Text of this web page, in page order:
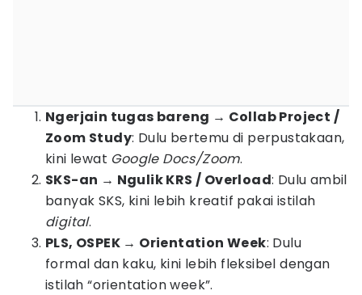
Ngerjain tugas bareng → Collab Project /
Zoom Study: Dulu bertemu di perpustakaan,
kini lewat Google Docs/Zoom.
SKS-an → Ngulik KRS / Overload: Dulu ambil
banyak SKS, kini lebih kreatif pakai istilah
digital.
PLS, OSPEK → Orientation Week: Dulu
formal dan kaku, kini lebih fleksibel dengan
istilah “orientation week”.